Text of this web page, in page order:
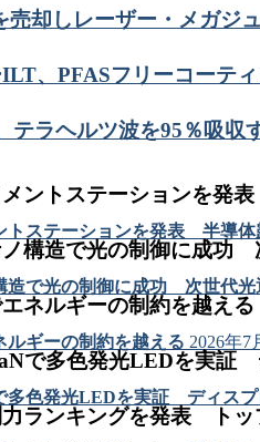
却しレーザー・メガジ
、PFASフリーコーテ
テラヘルツ波を95％吸収
ントステーションを発
トステーションを発表 半導体
構造で光の制御に成功
造で光の制御に成功 次世代
ネルギーの制約を越える
ルギーの制約を越える 2026年7
で多色発光LEDを実証
多色発光LEDを実証 ディス
ランキングを発表 ト